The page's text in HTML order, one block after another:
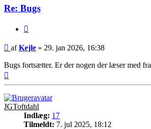
Re: Bugs
Indlæg
afKejle » 29. jan 2026, 16:38
Bugs fortsætter. Er der nogen der læser med
JGToftdahl
Indlæg: 17
Tilmeldt: 7. jul 2025, 18:12